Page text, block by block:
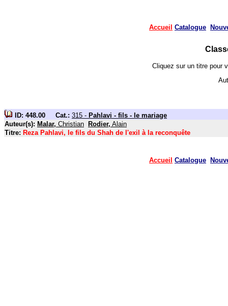
Accueil Catalogue
Cliquez sur un titre pour
ID: 448.00 Cat.: 315 - Pahlavi - fils - le mariage
Auteur(s): Malar, Christian Rodier, Alain
Titre: Reza Pahlavi, le fils du Shah de l'exil à la reconquête
Accueil Catalogue